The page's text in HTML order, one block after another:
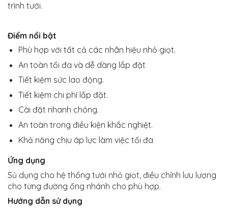
trình tưới.
Điểm nổi bật
Phù hợp với tất cả các nhãn hiệu nhỏ giọt.
An toàn tối đa và dễ dàng lắp đặt
Tiết kiệm sức lao động.
Tiết kiệm chi phí lắp đặt.
Cài đặt nhanh chóng.
An toàn trong điều kiện khắc nghiệt.
Khả năng chịu áp lực làm việc tối đa
Ứng dụng
Sủ dụng cho hệ thống tưới nhỏ giọt, điều chỉnh lưu lượng
cho từng đường ống nhánh cho phù hợp.
Hướng dẫn sử dụng